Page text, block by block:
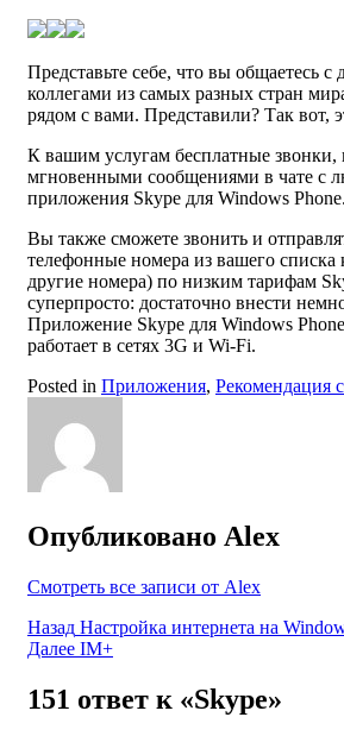
Представьте себе, что вы общаетесь
коллегами из самых разных стран
рядом с вами. Представили? Так вот,
К вашим услугам бесплатные звонки,
мгновенными сообщениями в чате с
приложения Skype для Windows Phone.
Вы также сможете звонить и
телефонные номера из вашего
другие номера) по низким тарифам
суперпросто: достаточно внести
Приложение Skype для Windows
работает в сетях 3G и Wi-Fi.
Posted in Приложения, Рекомендация
Опубликовано Alex
Смотреть все записи от Alex
Навигация
по
записям
Назад Настройка интернета на
Далее IM+
151 ответ к «Skype»